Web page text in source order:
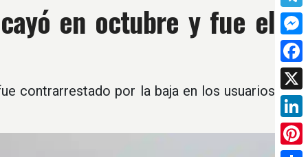
en octubre y fue el
contrarrestado por la baja en los usuarios X